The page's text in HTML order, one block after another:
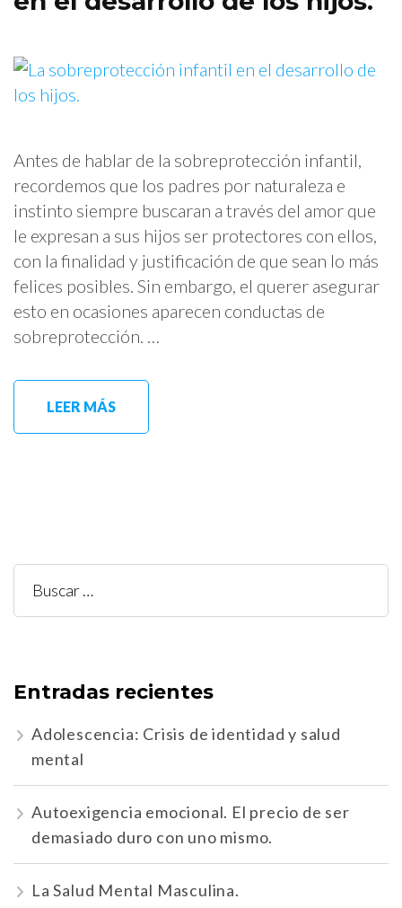
Antes de hablar de la sobreprotección infantil,
recordemos que los padres por naturaleza e
instinto siempre buscaran a través del amor que
le expresan a sus hijos ser protectores con ellos,
con la finalidad y justificación de que sean lo más
felices posibles. Sin embargo, el querer asegurar
esto en ocasiones aparecen conductas de
sobreprotección. …
LEER MÁS
Buscar:
Entradas recientes
Adolescencia: Crisis de identidad y salud
mental
Autoexigencia emocional. El precio de ser
demasiado duro con uno mismo.
La Salud Mental Masculina.